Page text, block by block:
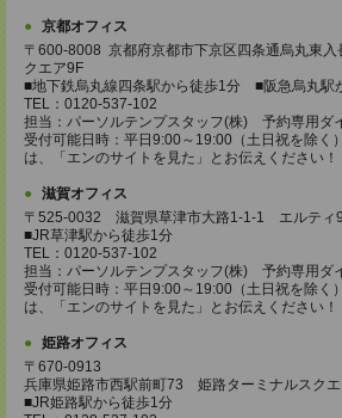
京都オフィス
〒600-8008 京都府京都市下京区四条通烏丸東入
クエア9F
■地下鉄烏丸線四条駅から徒歩1分 ■阪急烏丸駅
TEL：0120-537-102
担当：パーソルテンプスタッフ(株) 予約専用ダ
受付可能日時：平日9:00～19:00（土日祝を除
は、「エンのサイトを見た」とお伝えください！
滋賀オフィス
〒525-0032 滋賀県草津市大路1-1-1 エルテ
■JR草津駅から徒歩1分
TEL：0120-537-102
担当：パーソルテンプスタッフ(株) 予約専用ダ
受付可能日時：平日9:00～19:00（土日祝を除
は、「エンのサイトを見た」とお伝えください！
姫路オフィス
〒670-0913
兵庫県姫路市西駅前町73 姫路ターミナルスク
■JR姫路駅から徒歩1分